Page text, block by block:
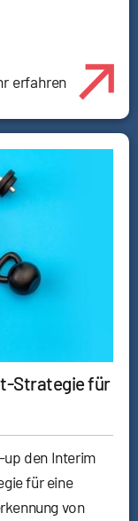
erfahren
Strategie für
up den Interim
für eine
von